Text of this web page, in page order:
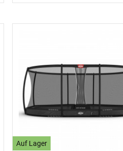
Auf Lager